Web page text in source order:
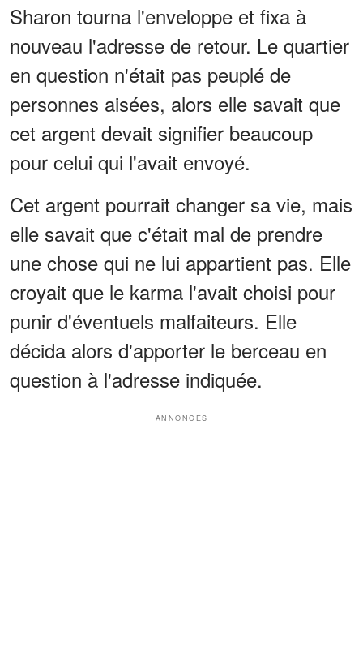
Sharon tourna l'enveloppe et fixa à
nouveau l'adresse de retour. Le quartier
en question n'était pas peuplé de
personnes aisées, alors elle savait que
cet argent devait signifier beaucoup
pour celui qui l'avait envoyé.
Cet argent pourrait changer sa vie, mais
elle savait que c'était mal de prendre
une chose qui ne lui appartient pas. Elle
croyait que le karma l'avait choisi pour
punir d'éventuels malfaiteurs. Elle
décida alors d'apporter le berceau en
question à l'adresse indiquée.
ANNONCES